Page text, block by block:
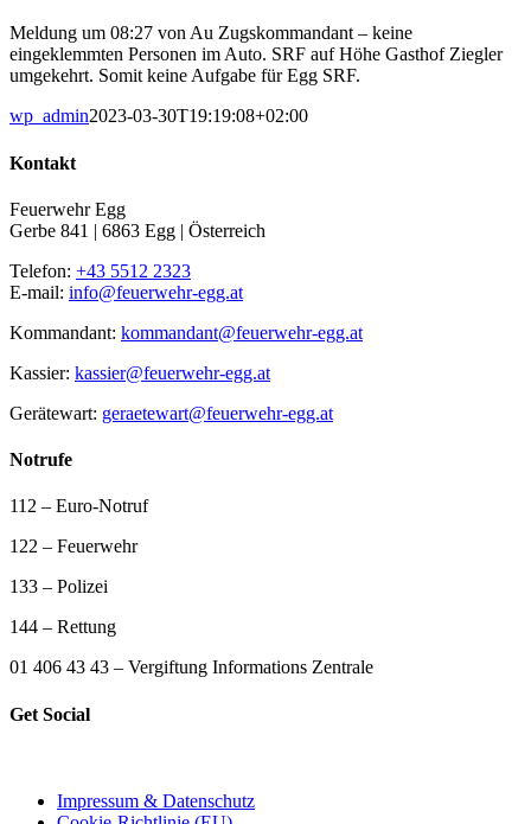
Meldung um 08:27 von Au Zugskommandant – keine
eingeklemmten Personen im Auto. SRF auf Höhe Gasthof Ziegler
umgekehrt. Somit keine Aufgabe für Egg SRF.
wp_admin2023-03-30T19:19:08+02:00
Kontakt
Feuerwehr Egg
Gerbe 841 | 6863 Egg | Österreich
Telefon: +43 5512 2323
E-mail: info@feuerwehr-egg.at
Kommandant: kommandant@feuerwehr-egg.at
Kassier: kassier@feuerwehr-egg.at
Gerätewart: geraetewart@feuerwehr-egg.at
Notrufe
112 – Euro-Notruf
122 – Feuerwehr
133 – Polizei
144 – Rettung
01 406 43 43 – Vergiftung Informations Zentrale
Get Social
Impressum & Datenschutz